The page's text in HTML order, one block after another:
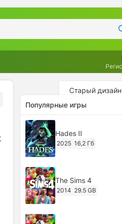
Старый дизайн
Популярные игры
Hades II
2025 16,2 Гб
The Sims 4
2014 29.5 GB